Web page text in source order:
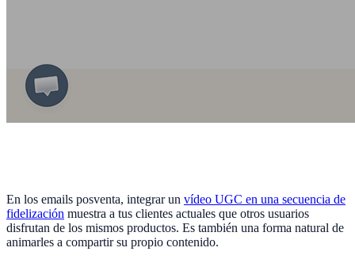
En los emails posventa, integrar un vídeo UGC en una secuencia de
fidelización muestra a tus clientes actuales que otros usuarios
disfrutan de los mismos productos. Es también una forma natural de
animarles a compartir su propio contenido.